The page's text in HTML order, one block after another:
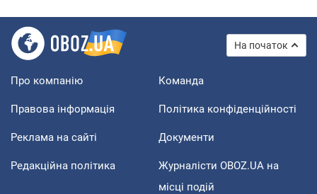
На початок
Про компанію Команда
Правова інформація Політика конфіденційності
Реклама на сайті Документи
Редакційна політика
Журналісти OBOZ.UA на
місці подій